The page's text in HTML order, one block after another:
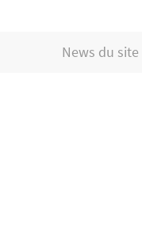
News du site